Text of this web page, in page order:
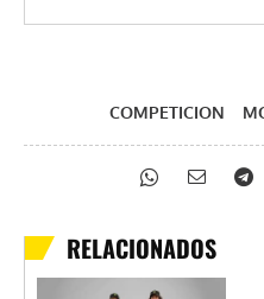
COMPETICION
RELACIONADOS